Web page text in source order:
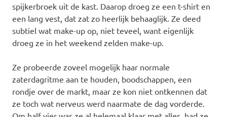
spijkerbroek uit de kast. Daarop droeg ze een t-shirt en
een lang vest, dat zat zo heerlijk behaaglijk. Ze deed
subtiel wat make-up op, niet teveel, want eigenlijk
droeg ze in het weekend zelden make-up.
Ze probeerde zoveel mogelijk haar normale
zaterdagritme aan te houden, boodschappen, een
rondje over de markt, maar ze kon niet ontkennen dat
ze toch wat nerveus werd naarmate de dag vorderde.